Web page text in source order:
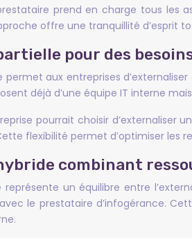
prend en charge tous les
offre une tranquillité d’esprit
pour des
permet aux entreprises
déjà d’une équipe IT interne
pourrait choisir
flexibilité permet d’optimiser les
combinant
représente un équilibre entre
le prestataire d’infogérance.